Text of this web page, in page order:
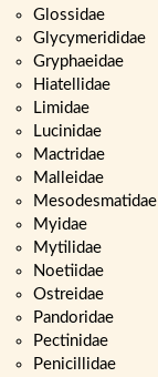
Glossidae
Glycymerididae
Gryphaeidae
Hiatellidae
Limidae
Lucinidae
Mactridae
Malleidae
Mesodesmatidae
Myidae
Mytilidae
Noetiidae
Ostreidae
Pandoridae
Pectinidae
Penicillidae